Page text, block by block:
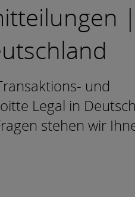
und
Legal in
stehen wir